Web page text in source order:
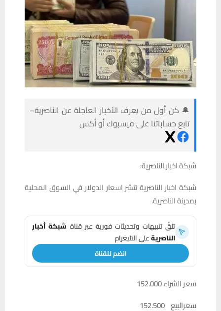
🔔 كن أول من يعرف الأخبار العاجلة عن الناصرية–
تابع حساباتنا على فيسبوك أو أكس
شبكة اخبار الناصرية:
شبكة اخبار الناصرية تنشر اسعار الدولار في السوق المحلية
بمدينة الناصرية.
تلقَّ تنبيهات وتحديثات فورية عبر قناة شبكة أخبار
الناصريةعلى التليغرام
انضم للقناة
سعر الشراء 152.000
سعرالبيع 152.500